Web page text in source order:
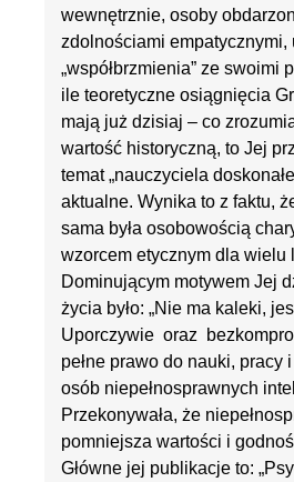
wewnętrznie, osoby
zdolnościami empatycznymi,
„współbrzmienia” ze swoimi
ile teoretyczne osiągnięcia
mają już dzisiaj – co
wartość historyczną, to Jej
temat „nauczyciela
aktualne. Wynika to z faktu,
sama była osobowością
wzorcem etycznym dla wielu
Dominującym motywem Jej
życia było: „Nie ma kaleki,
Uporczywie oraz
pełne prawo do nauki, pracy
osób niepełnosprawnych
Przekonywała, że
pomniejsza wartości i
Główne jej publikacje to: